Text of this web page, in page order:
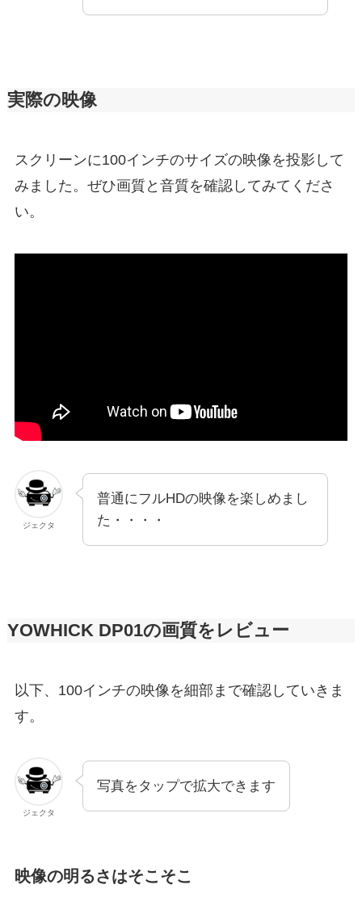
実際の映像
スクリーンに100インチのサイズの映像を投影して
みました。ぜひ画質と音質を確認してみてくださ
い。
ジェクタ
普通にフルHDの映像を楽しめまし
た・・・・
YOWHICK DP01の画質をレビュー
以下、100インチの映像を細部まで確認していきま
す。
ジェクタ
写真をタップで拡大できます
映像の明るさはそこそこ